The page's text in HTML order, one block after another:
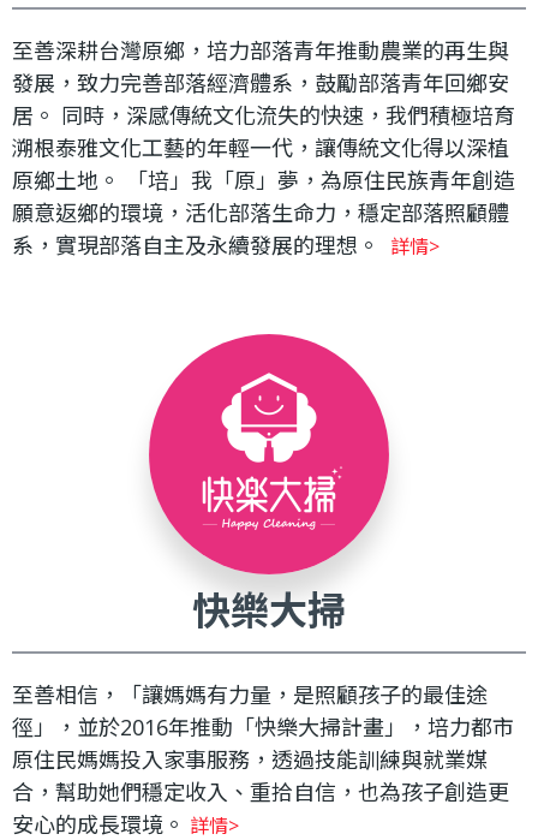
至善深耕台灣原鄉，培力部落青年推動農業的再生與
發展，致力完善部落經濟體系，鼓勵部落青年回鄉安
居。 同時，深感傳統文化流失的快速，我們積極培育
溯根泰雅文化工藝的年輕一代，讓傳統文化得以深植
原鄉土地。 「培」我「原」夢，為原住民族青年創造
願意返鄉的環境，活化部落生命力，穩定部落照顧體
系，實現部落自主及永續發展的理想。
詳情>
快樂大掃
至善相信，「讓媽媽有力量，是照顧孩子的最佳途
徑」，並於2016年推動「快樂大掃計畫」，培力都市
原住民媽媽投入家事服務，透過技能訓練與就業媒
合，幫助她們穩定收入、重拾自信，也為孩子創造更
安心的成長環境。 詳情>